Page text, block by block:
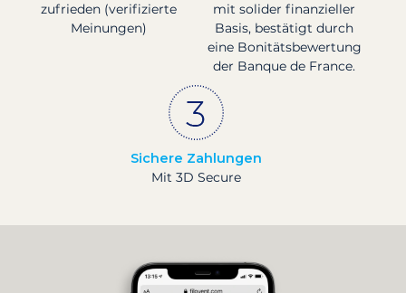
zufrieden (verifizierte
Meinungen)
mit solider finanzieller
Basis, bestätigt durch
eine Bonitätsbewertung
der Banque de France.
Sichere Zahlungen
Mit 3D Secure